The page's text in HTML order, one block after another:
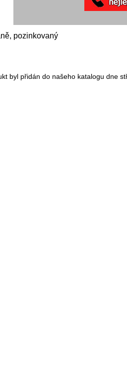
pozinkovaný
byl přidán do našeho katalogu dne